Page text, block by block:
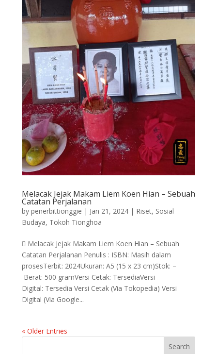
Melacak Jejak Makam Liem Koen Hian – Sebuah
Catatan Perjalanan
by penerbittionggie | Jan 21, 2024| Riset, Sosial
Budaya, Tokoh Tionghoa
 Melacak Jejak Makam Liem Koen Hian – Sebuah
Catatan Perjalanan Penulis : ISBN: Masih dalam
prosesTerbit: 2024Ukuran: A5 (15 x 23 cm)Stok: –
Berat: 500 gramVersi Cetak: TersediaVersi
Digital: Tersedia Versi Cetak (Via Tokopedia) Versi
Digital (Via Google...
« Older Entries
Search